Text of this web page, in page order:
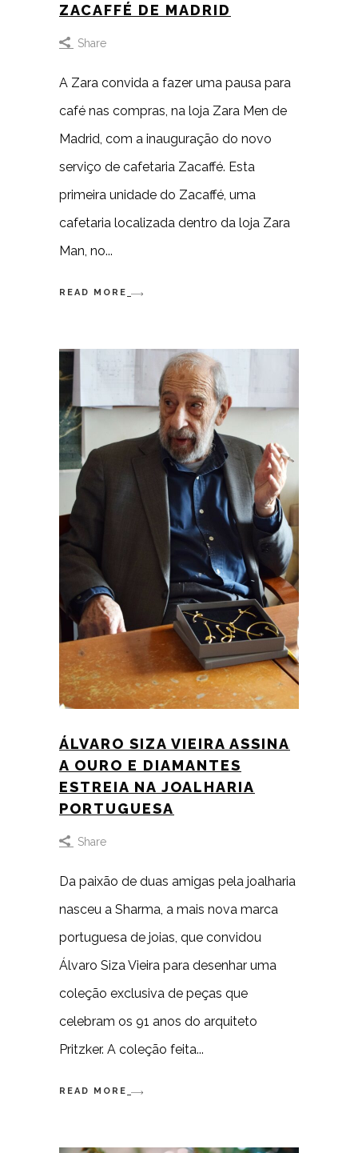
ZACAFFÉ DE MADRID
Share
A Zara convida a fazer uma pausa para
café nas compras, na loja Zara Men de
Madrid, com a inauguração do novo
serviço de cafetaria Zacaffé. Esta
primeira unidade do Zacaffé, uma
cafetaria localizada dentro da loja Zara
Man, no
READ MORE
ÁLVARO SIZA VIEIRA ASSINA
A OURO E DIAMANTES
ESTREIA NA JOALHARIA
PORTUGUESA
Share
Da paixão de duas amigas pela joalharia
nasceu a Sharma, a mais nova marca
portuguesa de joias, que convidou
Álvaro Siza Vieira para desenhar uma
coleção exclusiva de peças que
celebram os 91 anos do arquiteto
Pritzker. A coleção feita
READ MORE